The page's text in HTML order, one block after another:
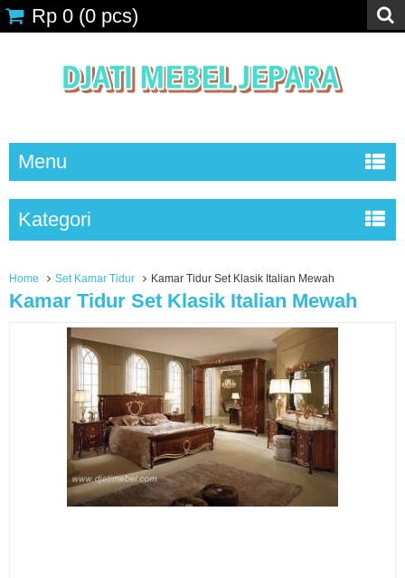
Rp 0 (0 pcs)
Menu
Kategori
Home Set Kamar Tidur Kamar Tidur Set Klasik Italian Mewah
Kamar Tidur Set Klasik Italian Mewah